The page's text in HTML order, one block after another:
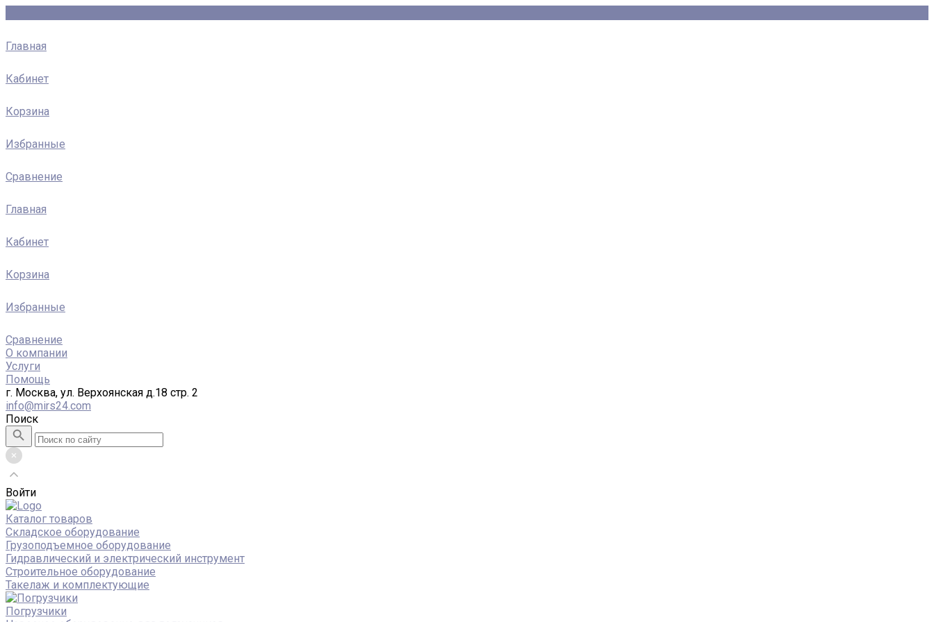
Главная
Кабинет
Корзина
Избранные
Сравнение
Главная
Кабинет
Корзина
Избранные
Сравнение
О компании
Услуги
Помощь
г. Москва, ул. Верхоянская д.18 стр. 2
info@mirs24.com
Поиск
Войти
Каталог товаров
Складское оборудование
Грузоподъемное оборудование
Гидравлический и электрический инструмент
Строительное оборудование
Такелаж и комплектующие
Погрузчики